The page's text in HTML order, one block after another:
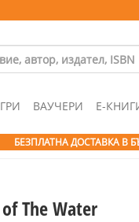
ВАУЧЕРИ Е-
БЕЗПЛАТНА ДОСТАВКА В
The Water